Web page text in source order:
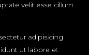
velit esse cillum
adipisicing
ut labore et